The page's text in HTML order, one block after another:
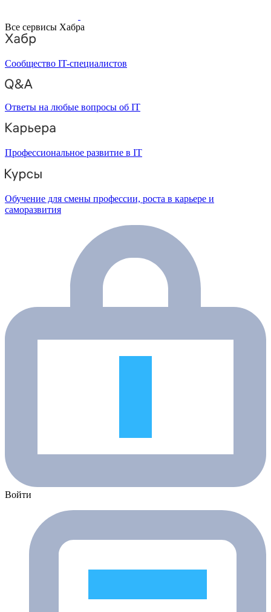
Все сервисы Хабра
Сообщество IT-специалистов
Ответы на любые вопросы об IT
Профессиональное развитие в IT
Обучение для смены профессии, роста в карьере и
саморазвития
Войти